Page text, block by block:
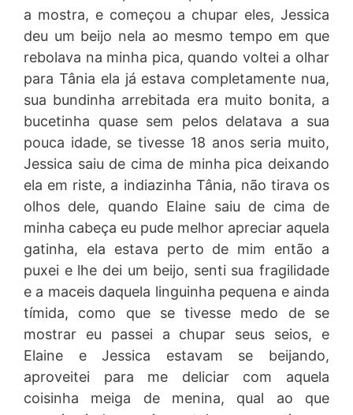
a mostra, e começou a chupar eles, Jessica
deu um beijo nela ao mesmo tempo em que
rebolava na minha pica, quando voltei a olhar
para Tânia ela já estava completamente nua,
sua bundinha arrebitada era muito bonita, a
bucetinha quase sem pelos delatava a sua
pouca idade, se tivesse 18 anos seria muito,
Jessica saiu de cima de minha pica deixando
ela em riste, a indiazinha Tânia, não tirava os
olhos dele, quando Elaine saiu de cima de
minha cabeça eu pude melhor apreciar aquela
gatinha, ela estava perto de mim então a
puxei e lhe dei um beijo, senti sua fragilidade
e a maceis daquela linguinha pequena e ainda
tímida, como que se tivesse medo de se
mostrar eu passei a chupar seus seios, e
Elaine e Jessica estavam se beijando,
aproveitei para me deliciar com aquela
coisinha meiga de menina, qual ao que